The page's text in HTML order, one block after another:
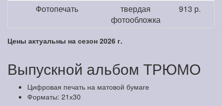
Фотопечать
твердая
фотообложка
913 р.
Цены актуальны на сезон 2026 г.
Выпускной альбом ТРЮМО
Цифровая печать на матовой бумаге
Форматы: 21х30